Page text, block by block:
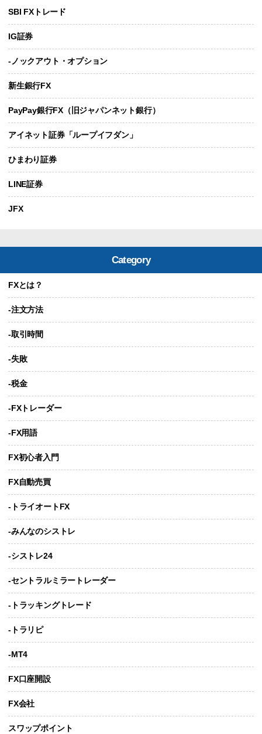
SBI FXトレード
IG証券
-ノックアウト・オプション
新生銀行FX
PayPay銀行FX（旧ジャパンネット銀行）
アイネット証券「ループイフダン」
ひまわり証券
LINE証券
JFX
Category
FXとは？
-注文方法
-取引時間
-失敗
-税金
-FXトレーダー
-FX用語
FX初心者入門
FX自動売買
-トライオートFX
-みんなのシストレ
-シストレ24
-セントラルミラートレーダー
-トラッキングトレード
-トラリピ
-MT4
FX口座開設
FX会社
スワップポイント